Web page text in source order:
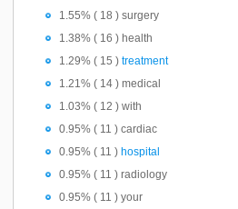
1.55% ( 18 ) surgery
1.38% ( 16 ) health
1.29% ( 15 ) treatment
1.21% ( 14 ) medical
1.03% ( 12 ) with
0.95% ( 11 ) cardiac
0.95% ( 11 ) hospital
0.95% ( 11 ) radiology
0.95% ( 11 ) your